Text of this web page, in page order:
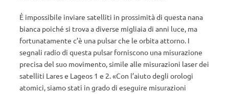
È impossibile inviare satelliti in prossimità di questa nana
bianca poiché si trova a diverse migliaia di anni luce, ma
fortunatamente c’è una pulsar che le orbita attorno. I
segnali radio di questa pulsar forniscono una misurazione
precisa del suo movimento, simile alle misurazioni laser dei
satelliti Lares e Lageos 1 e 2. «Con l’aiuto degli orologi
atomici, siamo stati in grado di eseguire misurazioni